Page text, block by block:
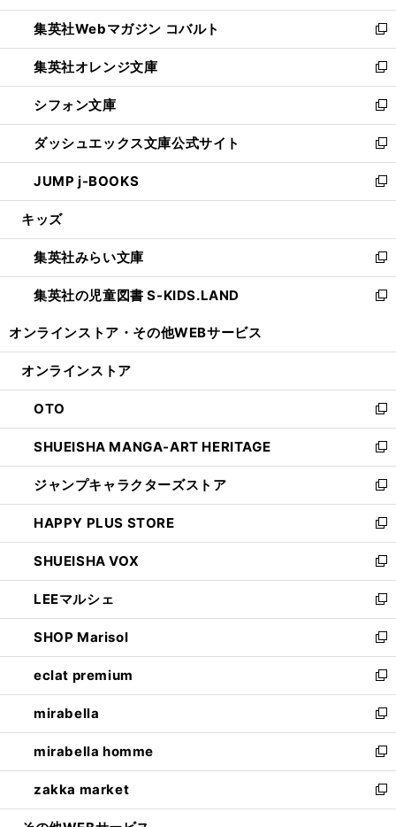
開
く
ウ
で
開
く
ン
ド
ウ
で
開
く
ウ
ィ
ン
ド
ウ
で
開
く
集英社Webマガジン コバルト
新
し
い
ウ
ィ
ン
ド
ウ
で
開
集英社オレンジ文庫
新
し
い
ウ
ィ
ン
ド
ウ
開
く
シフォン文庫
新
し
い
ウ
ィ
ン
ウ
で
開
く
ダッシュエックス文庫公式サイト
新
し
い
ウ
ン
ド
ウ
で
JUMP j-BOOKS
新
し
ウ
ィ
ン
ド
開
キッズ
集英社みらい文庫
新
し
い
ン
ウ
で
開
く
集英社の児童図書 S-KIDS.LAND
新
ウ
ン
ド
ウ
で
開
く
オンラインストア・ その他WEBサービス
オンラインストア
OTO
新
し
い
ウ
ィ
ン
ド
ウ
で
開
く
SHUEISHA MANGA-ART HERITAGE
新
し
い
ウ
ィ
ン
ド
ウ
で
開
く
ジャンプキャラクターズストア
新
し
い
ウ
ィ
ン
ド
ウ
で
開
く
HAPPY PLUS STORE
新
し
い
ウ
ィ
ン
ド
ウ
で
開
く
SHUEISHA VOX
新
し
い
ウ
ィ
ン
ド
ウ
で
開
く
LEEマルシェ
新
し
い
ウ
ィ
ン
ド
ウ
で
開
く
SHOP Marisol
新
し
い
ウ
ィ
ン
ド
ウ
で
開
eclat premium
新
し
い
ウ
ィ
ン
ド
ウ
mirabella
新
し
い
ウ
ィ
ン
mirabella homme
新
し
い
ウ
zakka market
新
し